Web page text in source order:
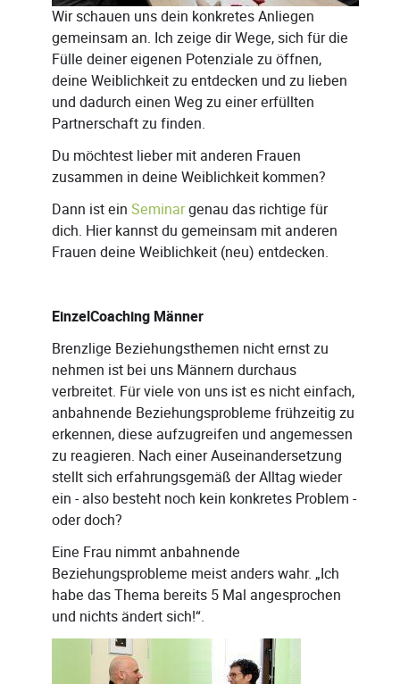
Wir schauen uns dein konkretes Anliegen
gemeinsam an. Ich zeige dir Wege, sich für die
Fülle deiner eigenen Potenziale zu öffnen,
deine Weiblichkeit zu entdecken und zu lieben
und dadurch einen Weg zu einer erfüllten
Partnerschaft zu finden.
Du möchtest lieber mit anderen Frauen
zusammen in deine Weiblichkeit kommen?
Dann ist ein Seminargenau das richtige für
dich. Hier kannst du gemeinsam mit anderen
Frauen deine Weiblichkeit (neu) entdecken.
EinzelCoaching Männer
Brenzlige Beziehungsthemen nicht ernst zu
nehmen ist bei uns Männern durchaus
verbreitet. Für viele von uns ist es nicht einfach,
anbahnende Beziehungsprobleme frühzeitig zu
erkennen, diese aufzugreifen und angemessen
zu reagieren. Nach einer Auseinandersetzung
stellt sich erfahrungsgemäß der Alltag wieder
ein - also besteht noch kein konkretes Problem -
oder doch?
Eine Frau nimmt anbahnende
Beziehungsprobleme meist anders wahr. „Ich
habe das Thema bereits 5 Mal angesprochen
und nichts ändert sich!“.